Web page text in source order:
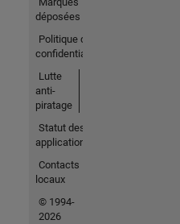
déposées
Politique de
confidentialité
Lutte
anti-
piratage
Statut des
applications
Contacts
locaux
© 1994-
2026